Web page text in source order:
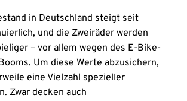
in Deutschland steigt seit
und die Zweiräder werden
– vor allem wegen des E-Bike-
Um diese Werte abzusichern,
eine Vielzahl spezieller
Zwar decken auch